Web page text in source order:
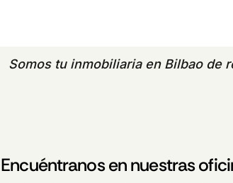
Somos tu inmobiliaria en Bilbaode
Encuéntranos en nuestras